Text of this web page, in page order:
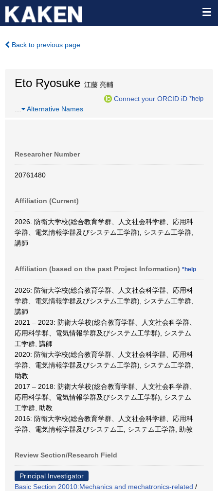
Back to previous page
Eto Ryosuke 江藤 亮輔
Connect your ORCID iD *help
Alternative Names
Researcher Number
20761480
Affiliation (Current)
2026: 防衛大学校(総合教育学群、人文社会科学群、応用科
学群、電気情報学群及びシステム工学群), システム工学群,
講師
Affiliation (based on the past Project Information) *help
2026: 防衛大学校(総合教育学群、人文社会科学群、応用科
学群、電気情報学群及びシステム工学群), システム工学群,
講師
2021 – 2023: 防衛大学校(総合教育学群、人文社会科学群、
応用科学群、電気情報学群及びシステム工学群), システム
工学群, 講師
2020: 防衛大学校(総合教育学群、人文社会科学群、応用科
学群、電気情報学群及びシステム工学群), システム工学群,
助教
2017 – 2018: 防衛大学校(総合教育学群、人文社会科学群、
応用科学群、電気情報学群及びシステム工学群), システム
工学群, 助教
2016: 防衛大学校(総合教育学群、人文社会科学群、応用科
学群、電気情報学群及びシステム工, システム工学群, 助教
Review Section/Research Field
Principal Investigator
Basic Section 20010:Mechanics and mechatronics-related /